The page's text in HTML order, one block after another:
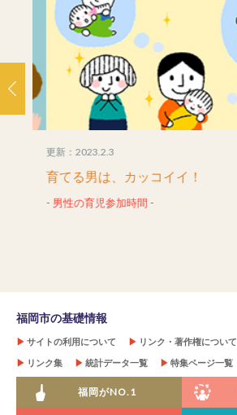
更新：2023.2.3
育てる男は、カッコイイ！
- 男性の育児参加時間 -
▶ サイトの利用について ▶ リンク・著作権について
▶ リンク集 ▶ 統計データ一覧 ▶ 特集ページ一覧
福岡市の基礎情報
福岡がNO.1